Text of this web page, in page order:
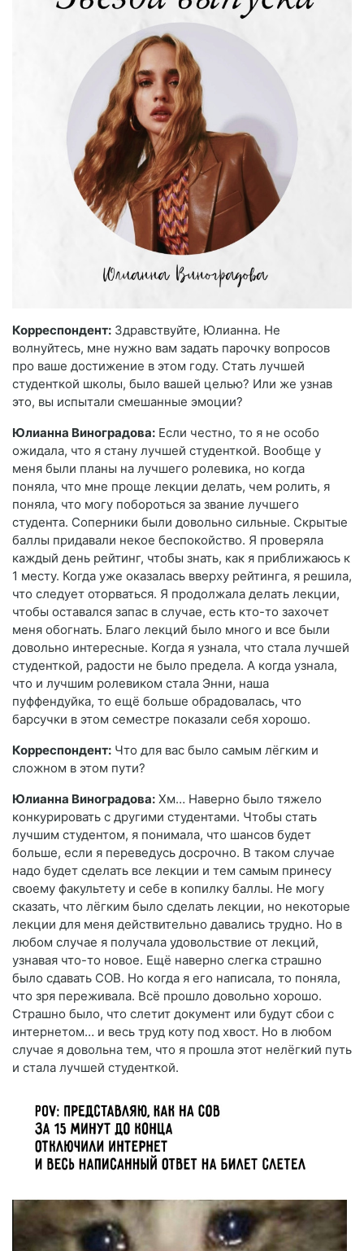
Корреспондент: Здравствуйте, Юлианна. Не
волнуйтесь, мне нужно вам задать парочку вопросов
про ваше достижение в этом году. Стать лучшей
студенткой школы, было вашей целью? Или же узнав
это, вы испытали смешанные эмоции?
Юлианна Виноградова: Если честно, то я не особо
ожидала, что я стану лучшей студенткой. Вообще у
меня были планы на лучшего ролевика, но когда
поняла, что мне проще лекции делать, чем ролить, я
поняла, что могу побороться за звание лучшего
студента. Соперники были довольно сильные. Скрытые
баллы придавали некое беспокойство. Я проверяла
каждый день рейтинг, чтобы знать, как я приближаюсь к
1 месту. Когда уже оказалась вверху рейтинга, я решила,
что следует оторваться. Я продолжала делать лекции,
чтобы оставался запас в случае, есть кто-то захочет
меня обогнать. Благо лекций было много и все были
довольно интересные. Когда я узнала, что стала лучшей
студенткой, радости не было предела. А когда узнала,
что и лучшим ролевиком стала Энни, наша
пуффендуйка, то ещё больше обрадовалась, что
барсучки в этом семестре показали себя хорошо.
Корреспондент: Что для вас было самым лёгким и
сложном в этом пути?
Юлианна Виноградова: Хм… Наверно было тяжело
конкурировать с другими студентами. Чтобы стать
лучшим студентом, я понимала, что шансов будет
больше, если я переведусь досрочно. В таком случае
надо будет сделать все лекции и тем самым принесу
своему факультету и себе в копилку баллы. Не могу
сказать, что лёгким было сделать лекции, но некоторые
лекции для меня действительно давались трудно. Но в
любом случае я получала удовольствие от лекций,
узнавая что-то новое. Ещё наверно слегка страшно
было сдавать СОВ. Но когда я его написала, то поняла,
что зря переживала. Всё прошло довольно хорошо.
Страшно было, что слетит документ или будут сбои с
интернетом… и весь труд коту под хвост. Но в любом
случае я довольна тем, что я прошла этот нелёгкий путь
и стала лучшей студенткой.